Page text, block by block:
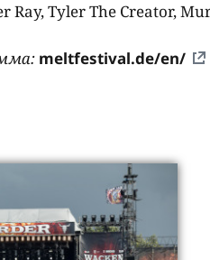
Ray, Tyler The Creator,
meltfestival.de/en/